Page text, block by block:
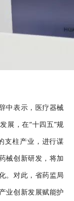
中表示，医疗器械
展，在“十四五”规
支柱产业，进行谋
械创新研发，将加
。对此，省药监局
业创新发展赋能护